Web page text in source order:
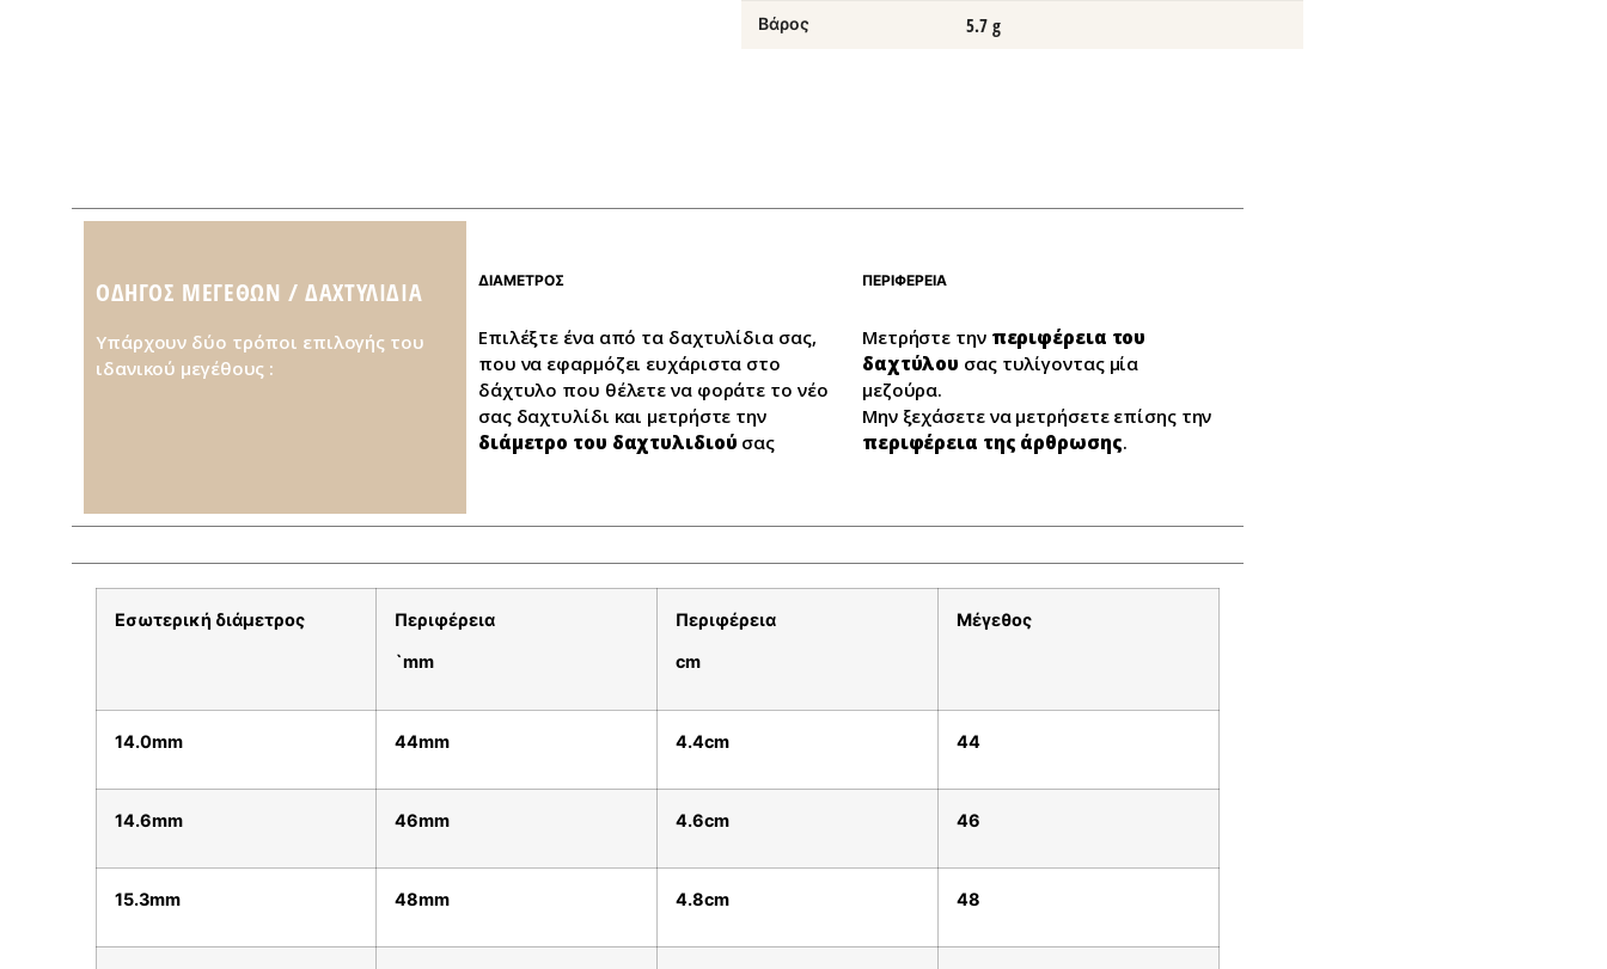
Βάρος 5.7 g
ΟΔΗΓΌΣ ΜΕΓΕΘΏΝ / ΔΑΧΤΥΛΊΔΙΑ
Υπάρχουν δύο τρόποι επιλογής του
ιδανικού μεγέθους :
ΔΙΑΜΕΤΡΟΣ
Επιλέξτε ένα από τα δαχτυλίδια σας,
που να εφαρμόζει ευχάριστα στο
δάχτυλο που θέλετε να φοράτε το νέο
σας δαχτυλίδι και μετρήστε την
διάμετρο του δαχτυλιδιού σας
ΠΕΡΙΦΕΡΕΙΑ
Μετρήστε την περιφέρεια του
δαχτύλου σας τυλίγοντας μία
μεζούρα.
Μην ξεχάσετε να μετρήσετε επίσης την
περιφέρεια της άρθρωσης.
Εσωτερική διάμετρος Περιφέρεια
`mm
Περιφέρεια
cm
Μέγεθος
14.0mm 44mm 4.4cm 44
14.6mm 46mm 4.6cm 46
15.3mm 48mm 4.8cm 48